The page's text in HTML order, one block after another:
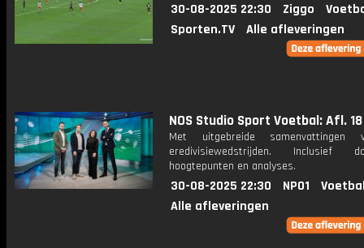
30-08-2025 22:30 Ziggo
Sporten.TV
Alle afleveringen
NOS Studio Sport Voetbal: Afl. 18
Met uitgebreide samenvattingen
eredivisiewedstrijden. Inclusief
hoogtepunten en analyses.
30-08-2025 22:30 NPO1
Alle afleveringen